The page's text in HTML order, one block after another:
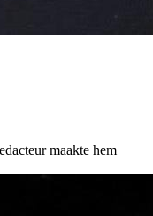
maakte hem